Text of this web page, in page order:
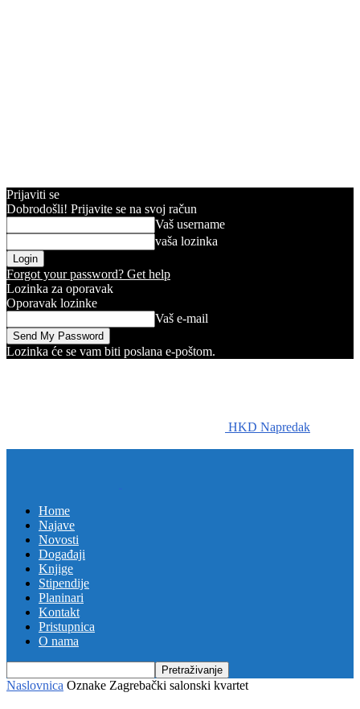
Prijaviti se
Dobrodošli! Prijavite se na svoj račun
Vaš username
vaša lozinka
Forgot your password? Get help
Lozinka za oporavak
Oporavak lozinke
Vaš e-mail
Lozinka će se vam biti poslana e-poštom.
HKD Napredak
Home
Najave
Novosti
Događaji
Knjige
Stipendije
Planinari
Kontakt
Pristupnica
O nama
Naslovnica Oznake Zagrebački salonski kvartet